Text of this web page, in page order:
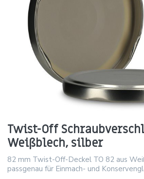
Twist-Off
Weißblech, silber
82 mm Twist-Off-Deckel TO 82 aus
passgenau für Einmach- und